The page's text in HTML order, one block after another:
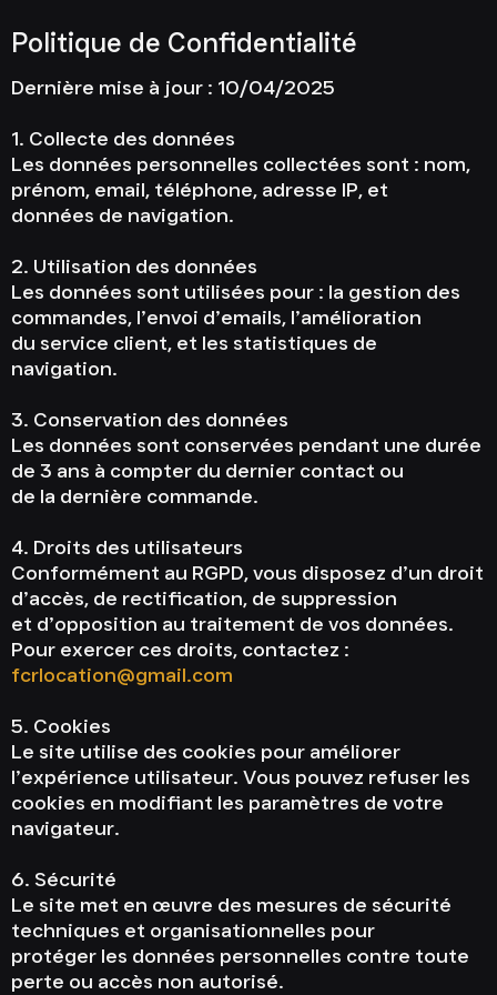
Politique de Confidentialité
Dernière mise à jour : 10/04/2025
1. Collecte des données
Les données personnelles collectées sont : nom,
prénom, email, téléphone, adresse IP, et
données de navigation.
2. Utilisation des données
Les données sont utilisées pour : la gestion des
commandes, l’envoi d’emails, l’amélioration
du service client, et les statistiques de
navigation.
3. Conservation des données
Les données sont conservées pendant une durée
de 3 ans à compter du dernier contact ou
de la dernière commande.
4. Droits des utilisateurs
Conformément au RGPD, vous disposez d’un droit
d’accès, de rectification, de suppression
et d’opposition au traitement de vos données.
Pour exercer ces droits, contactez :
fcrlocation@gmail.com
5. Cookies
Le site utilise des cookies pour améliorer
l’expérience utilisateur. Vous pouvez refuser les
cookies en modifiant les paramètres de votre
navigateur.
6. Sécurité
Le site met en œuvre des mesures de sécurité
techniques et organisationnelles pour
protéger les données personnelles contre toute
perte ou accès non autorisé.